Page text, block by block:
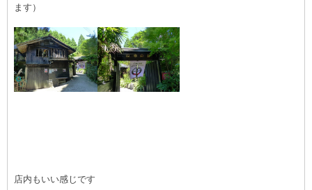
ます）
店内もいい感じです